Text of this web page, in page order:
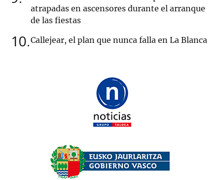
atrapadas en ascensores durante el arranque
de las fiestas
10 Callejear, el plan que nunca falla en La Blanca